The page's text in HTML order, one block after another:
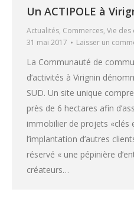
Un ACTIPOLE à
Actualités, Commerces, Vie des
31 mai 2017
Laisser un
La Communauté de
d’activités à Virignin
SUD. Un site unique
près de 6 hectares afin
immobilier de projets «clés
l’implantation d’autres
réservé « une pépinière
créateurs…